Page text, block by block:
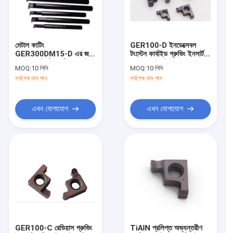
কারখানা ভ্রমণ
আমাদের সাথে যোগাযোগ করুন
সব ক্ষেত্রেই
কার্বাইড থ্রেডিং সন্নিবেশ
টংস্টেন কার্বাইড সন্নিবেশ
মেটাল কাটিং
GER300DM15-D এর জন্য
ইনসার্ট CNC মেশিন ইনসার্ট
MOQ:10 পিসি
সর্বশেষ দাম পান
এখন যোগাযোগ
GER100-D ইনডেক্সেবল
টংস্টেন কার্বাইড গ্রুভিং ইনসার্ট
MOQ:10 পিসি
সর্বশেষ দাম পান
এখন যোগাযোগ
GER100-C রেডিয়াস গ্রুভিং
TiAlN প্রলিপ্ত অভ্যন্তরীণ